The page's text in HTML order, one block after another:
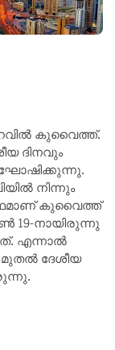
കുവൈത്ത്.
ദിനവും
നിന്നും
കുവൈത്ത്
19-നായിരുന്നു
എന്നാൽ
ദേശീയ